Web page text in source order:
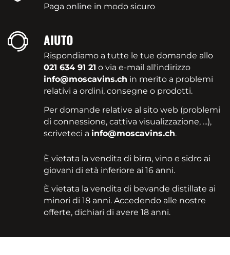
Paga online in modo sicuro
AIUTO
Rispondiamo a tutte le tue domande allo
021 634 91 21 o via e-mail all'indirizzo
info@moscavins.ch in merito a problemi
relativi a ordini, consegne o prodotti.
Per domande relative al sito web (problemi
di connessione, cattiva visualizzazione, ...),
scriveteci a info@moscavins.ch.
È vietata la vendita di birra, vino e sidro ai
giovani di età inferiore ai 16 anni.
È vietata la vendita di bevande distillate ai
minori di 18 anni. Accedendo alle nostre
offerte, dichiari di avere 18 anni.